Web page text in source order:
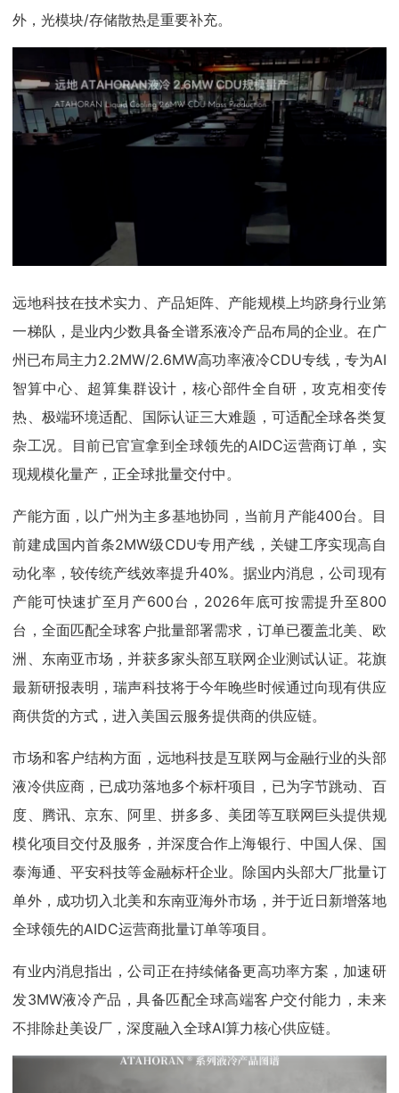
外，光模块/存储散热是重要补充。
远地科技在技术实力、产品矩阵、产能规模上均跻身行业第
一梯队，是业内少数具备全谱系液冷产品布局的企业。在广
州已布局主力2.2MW/2.6MW高功率液冷CDU专线，专为AI
智算中心、超算集群设计，核心部件全自研，攻克相变传
热、极端环境适配、国际认证三大难题，可适配全球各类复
杂工况。目前已官宣拿到全球领先的AIDC运营商订单，实
现规模化量产，正全球批量交付中。
产能方面，以广州为主多基地协同，当前月产能400台。目
前建成国内首条2MW级CDU专用产线，关键工序实现高自
动化率，较传统产线效率提升40%。据业内消息，公司现有
产能可快速扩至月产600台，2026年底可按需提升至800
台，全面匹配全球客户批量部署需求，订单已覆盖北美、欧
洲、东南亚市场，并获多家头部互联网企业测试认证。花旗
最新研报表明，瑞声科技将于今年晚些时候通过向现有供应
商供货的方式，进入美国云服务提供商的供应链。
市场和客户结构方面，远地科技是互联网与金融行业的头部
液冷供应商，已成功落地多个标杆项目，已为字节跳动、百
度、腾讯、京东、阿里、拼多多、美团等互联网巨头提供规
模化项目交付及服务，并深度合作上海银行、中国人保、国
泰海通、平安科技等金融标杆企业。除国内头部大厂批量订
单外，成功切入北美和东南亚海外市场，并于近日新增落地
全球领先的AIDC运营商批量订单等项目。
有业内消息指出，公司正在持续储备更高功率方案，加速研
发3MW液冷产品，具备匹配全球高端客户交付能力，未来
不排除赴美设厂，深度融入全球AI算力核心供应链。